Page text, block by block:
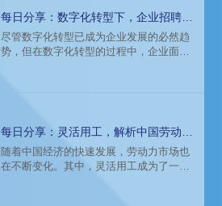
段的人力资源外包服务价值与选择策略。
每日分享：数字化转型下，企业招聘高
端人才面临的挑战与解决方案
尽管数字化转型已成为企业发展的必然趋
势，但在数字化转型的过程中，企业面临
面临的挑战，并提供解决方案。
每日分享：灵活用工，解析中国劳动力
市场的新趋势
随着中国经济的快速发展，劳动力市场也
在不断变化。其中，灵活用工成为了一个